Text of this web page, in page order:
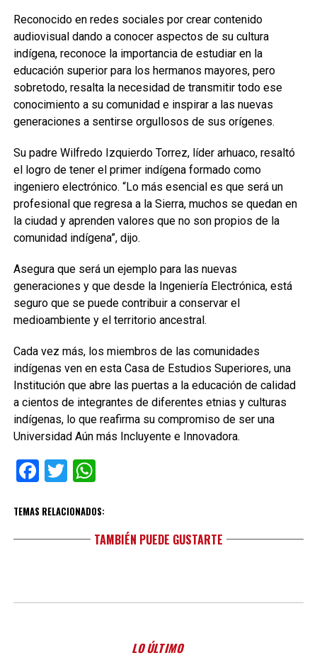
Reconocido en redes sociales por crear contenido
audiovisual dando a conocer aspectos de su cultura
indígena, reconoce la importancia de estudiar en la
educación superior para los hermanos mayores, pero
sobretodo, resalta la necesidad de transmitir todo ese
conocimiento a su comunidad e inspirar a las nuevas
generaciones a sentirse orgullosos de sus orígenes.
Su padre Wilfredo Izquierdo Torrez, líder arhuaco, resaltó
el logro de tener el primer indígena formado como
ingeniero electrónico. “Lo más esencial es que será un
profesional que regresa a la Sierra, muchos se quedan en
la ciudad y aprenden valores que no son propios de la
comunidad indígena”, dijo.
Asegura que será un ejemplo para las nuevas
generaciones y que desde la Ingeniería Electrónica, está
seguro que se puede contribuir a conservar el
medioambiente y el territorio ancestral.
Cada vez más, los miembros de las comunidades
indígenas ven en esta Casa de Estudios Superiores, una
Institución que abre las puertas a la educación de calidad
a cientos de integrantes de diferentes etnias y culturas
indígenas, lo que reafirma su compromiso de ser una
Universidad Aún más Incluyente e Innovadora.
Facebook
TwitterWhatsApp
TEMAS RELACIONADOS:
TAMBIÉN PUEDE GUSTARTE
LO ÚLTIMO